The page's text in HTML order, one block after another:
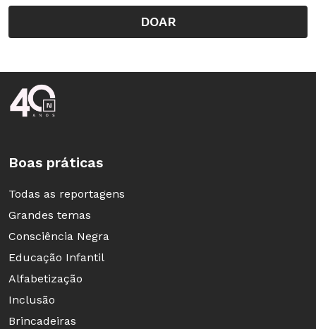
DOAR
Rodapé da Nova Escola
Boas práticas
Todas as reportagens
Grandes temas
Consciência Negra
Educação Infantil
Alfabetização
Inclusão
Brincadeiras